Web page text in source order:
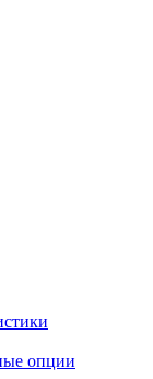
опции